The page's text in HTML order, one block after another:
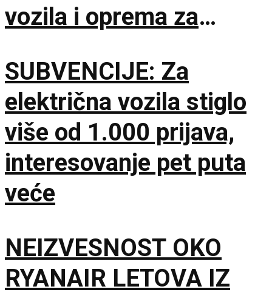
vozila i oprema za
lokacije
SUBVENCIJE: Za
električna vozila stiglo
više od 1.000 prijava,
interesovanje pet puta
veće
NEIZVESNOST OKO
RYANAIR LETOVA IZ